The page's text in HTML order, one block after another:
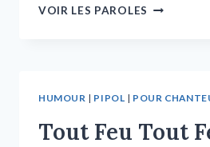
VOIR LES PAROLES
HUMOUR | PIPOL | POUR
Tout Feu Tout